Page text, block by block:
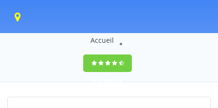
Accueil
9,5(100%)0
votes